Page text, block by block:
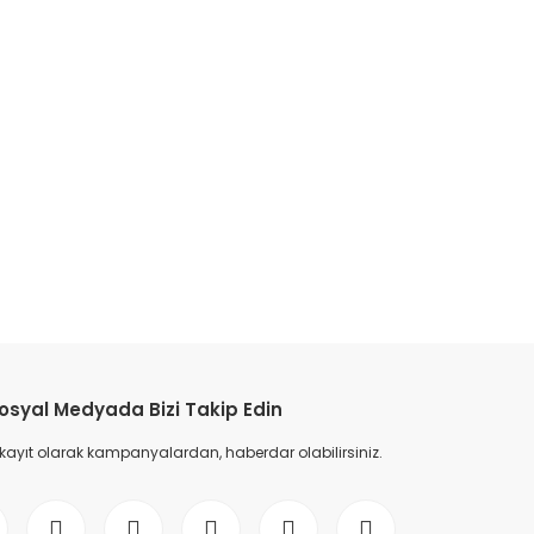
Medyada Bizi Takip Edin
olarak kampanyalardan, haberdar olabilirsiniz.